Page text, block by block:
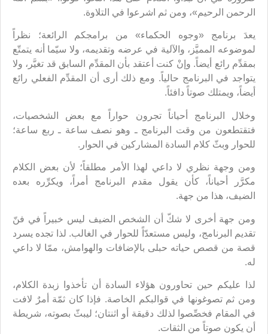
الرحمن الرحيم»، ومن ثم اشرعوا في التلاوة.
يعدَ برنامج «وجوه الحكماء» من برامجكم الرائعة؛ نظراً
لموضوعه المميَّز، والآلية في عرضه وتقديمه، ولا سيّما أنه يتمتّع
بمقدِّم رائع أيضاً. وإنْ كنت أعتقد بأن المقدِّم السابق قد تغيَّر، ولا
يتواجد في البرنامج حالياً. ومع ذلك أرى أن المقدِّم الفعلي رائع
أيضاً، ويمتلك صوتاً دافئاً.
وخلال البرنامج أحياناً تجرون حواراً مع بعض الشخصيات،
فتقتطعون من وقت البرنامج ـ وهو نصف ساعة ـ ربع ساعة؛
للحوار وبثّ كلام السادة المشاركين في الحوار.
ومن وجهة نظري لا داعي لهذا الأمر مطلقاً؛ لأن بعض الكلام
مكرَّر أحياناً، كأن يقول مقدم البرنامج أمراً، ويكرِّره بعده
الضيف، هذا من جهة.
ومن جهة أخرى لا شكّ أن الشخص الضيف ليس خبيراً في فنّ
تقديم البرنامج، وليس مستعدّاً للحوار في الغالب. لذا تجده يسرد
قصة من قصص حياته حبلى بالإضافات والهوامش، ممّا لا داعي
له.
لذا عليكم حين تحاورون هؤلاء السادة أن تأخذوا زبدة الكلام،
ومن ثم تصوغونها في قوالبكم الخاصة. فإذا كان ثمّة أمرٌ لافت
في المقام فخصِّصوا لذلك دقيقة أو اثنتان؛ ليبثّ بصوته، شريطة
أن يكون صوتاً من الثقات.